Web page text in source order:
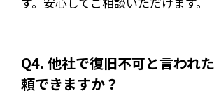
Q4. 他社で復旧不可と言われ
頼できますか？